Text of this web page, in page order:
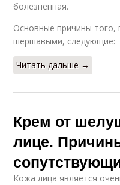
болезненная.
Основные причины того,
шершавыми, следующие:
Читать дальше →
Крем от
лице.
Кожа лица является